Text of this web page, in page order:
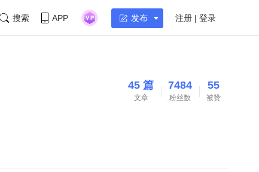
搜索 APP 发布 注册 | 登录
45 篇
文章
7484
粉丝数
55
被赞